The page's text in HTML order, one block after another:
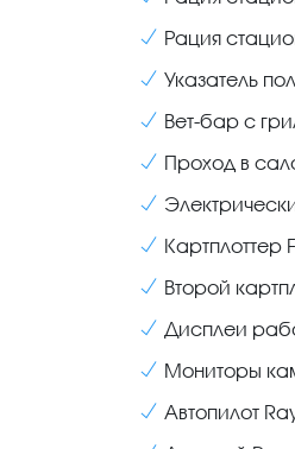
Рация
Указатель
Вет-бар с
Проход в
Картплоттер
Второй
Дисплеи
Мониторы
Автопилот